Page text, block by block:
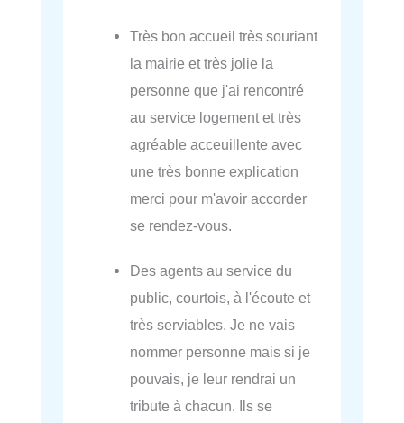
Très bon accueil très souriant
la mairie et très jolie la
personne que j'ai rencontré
au service logement et très
agréable acceuillente avec
une très bonne explication
merci pour m'avoir accorder
se rendez-vous.
Des agents au service du
public, courtois, à l'écoute et
très serviables. Je ne vais
nommer personne mais si je
pouvais, je leur rendrai un
tribute à chacun. Ils se